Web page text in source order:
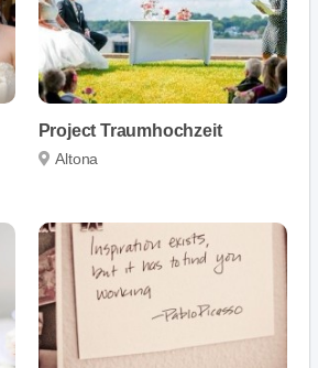
Project Traumhochzeit
Altona